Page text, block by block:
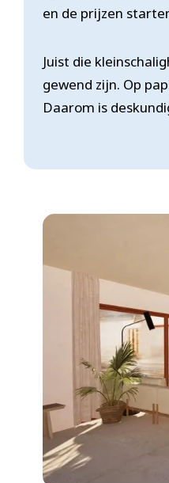
en de prijzen
Juist die
gewend zijn. Op
Daarom is